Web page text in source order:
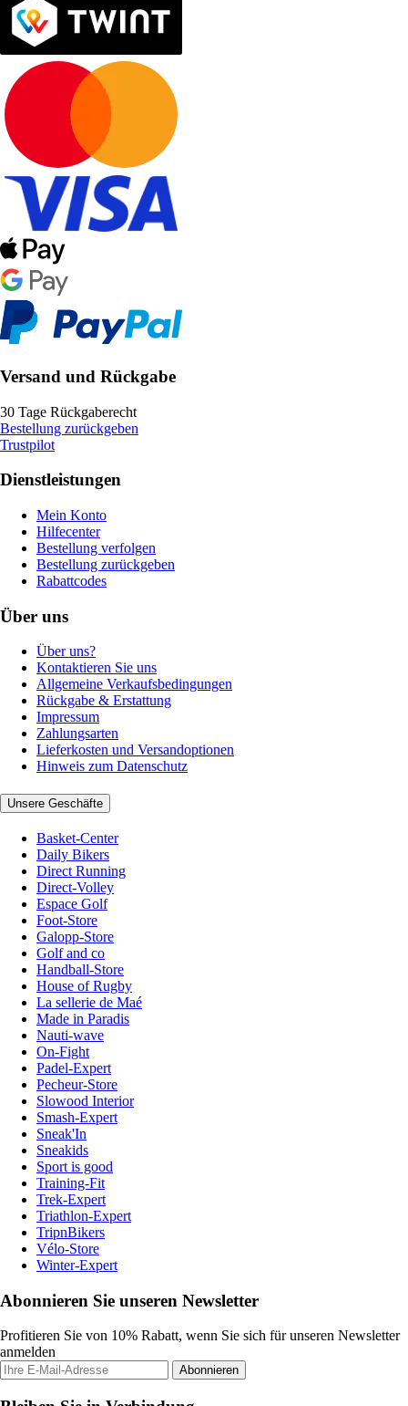
Versand und Rückgabe
30 Tage Rückgaberecht
Bestellung zurückgeben
Trustpilot
Dienstleistungen
Mein Konto
Hilfecenter
Bestellung verfolgen
Bestellung zurückgeben
Rabattcodes
Über uns
Über uns?
Kontaktieren Sie uns
Allgemeine Verkaufsbedingungen
Rückgabe & Erstattung
Impressum
Zahlungsarten
Lieferkosten und Versandoptionen
Hinweis zum Datenschutz
Unsere Geschäfte
Basket-Center
Daily Bikers
Direct Running
Direct-Volley
Espace Golf
Foot-Store
Galopp-Store
Golf and co
Handball-Store
House of Rugby
La sellerie de Maé
Made in Paradis
Nauti-wave
On-Fight
Padel-Expert
Pecheur-Store
Slowood Interior
Smash-Expert
Sneak'In
Sneakids
Sport is good
Training-Fit
Trek-Expert
Triathlon-Expert
TripnBikers
Vélo-Store
Winter-Expert
Abonnieren Sie unseren Newsletter
Profitieren Sie von 10% Rabatt, wenn Sie sich für unseren Newsletter
anmelden
Abonnieren